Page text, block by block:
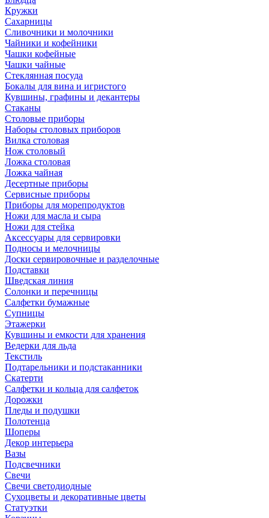
Кружки
Сахарницы
Сливочники и молочники
Чайники и кофейники
Чашки кофейные
Чашки чайные
Стеклянная посуда
Бокалы для вина и игристого
Кувшины, графины и декантеры
Стаканы
Столовые приборы
Наборы столовых приборов
Вилка столовая
Нож столовый
Ложка столовая
Ложка чайная
Десертные приборы
Сервисные приборы
Приборы для морепродуктов
Ножи для масла и сыра
Ножи для стейка
Аксессуары для сервировки
Подносы и мелочницы
Доски сервировочные и разделочные
Подставки
Шведская линия
Солонки и перечницы
Салфетки бумажные
Супницы
Этажерки
Кувшины и емкости для хранения
Ведерки для льда
Текстиль
Подтарельники и подстаканники
Скатерти
Салфетки и кольца для салфеток
Дорожки
Пледы и подушки
Полотенца
Шоперы
Декор интерьера
Вазы
Подсвечники
Свечи
Свечи светодиодные
Сухоцветы и декоративные цветы
Статуэтки